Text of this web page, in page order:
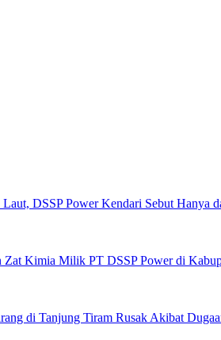
DSSP Power Kendari Sebut Hanya
Zat Kimia Milik PT DSSP Power di
di Tanjung Tiram Rusak Akibat